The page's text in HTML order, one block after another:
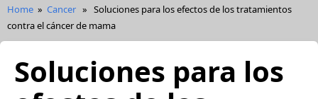
Home » Cancer » Soluciones para los efectos de los tratamientos
contra el cáncer de mama
Soluciones para los